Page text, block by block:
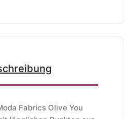
Fabrics Olive You